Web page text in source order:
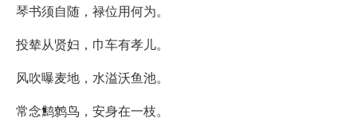
琴书须自随，禄位用何为。
投辇从贤妇，巾车有孝儿。
风吹曝麦地，水溢沃鱼池。
常念鹪鹩鸟，安身在一枝。